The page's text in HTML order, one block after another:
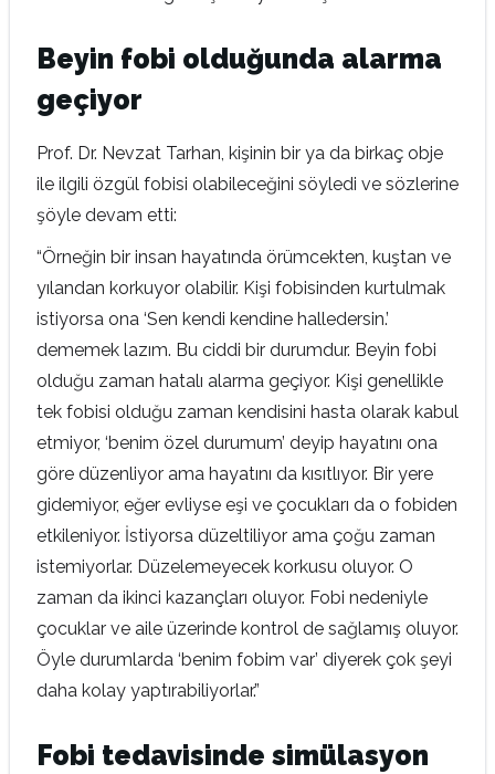
Beyin fobi olduğunda alarma
geçiyor
Prof. Dr. Nevzat Tarhan, kişinin bir ya da birkaç obje
ile ilgili özgül fobisi olabileceğini söyledi ve sözlerine
şöyle devam etti:
“Örneğin bir insan hayatında örümcekten, kuştan ve
yılandan korkuyor olabilir. Kişi fobisinden kurtulmak
istiyorsa ona ‘Sen kendi kendine halledersin.’
dememek lazım. Bu ciddi bir durumdur. Beyin fobi
olduğu zaman hatalı alarma geçiyor. Kişi genellikle
tek fobisi olduğu zaman kendisini hasta olarak kabul
etmiyor, ‘benim özel durumum’ deyip hayatını ona
göre düzenliyor ama hayatını da kısıtlıyor. Bir yere
gidemiyor, eğer evliyse eşi ve çocukları da o fobiden
etkileniyor. İstiyorsa düzeltiliyor ama çoğu zaman
istemiyorlar. Düzelemeyecek korkusu oluyor. O
zaman da ikinci kazançları oluyor. Fobi nedeniyle
çocuklar ve aile üzerinde kontrol de sağlamış oluyor.
Öyle durumlarda ‘benim fobim var’ diyerek çok şeyi
daha kolay yaptırabiliyorlar.”
Fobi tedavisinde simülasyon